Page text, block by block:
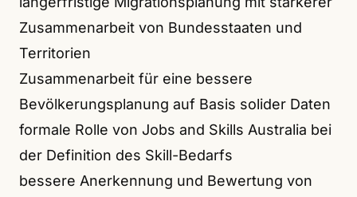
Zusammenarbeit von Bundesstaaten und
Territorien
Zusammenarbeit für eine bessere
Bevölkerungsplanung auf Basis solider Daten
formale Rolle von Jobs and Skills Australia bei
der Definition des Skill-Bedarfs
bessere Anerkennung und Bewertung von